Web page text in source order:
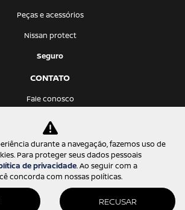
Peças e acessórios
Nissan protect
Seguro
CONTATO
Fale conosco
Trabalhe conosco
Política de privacidade
Comercio de Veiculos Ltda.
17.168.524/0001-99
durante a navegação, fazemos uso de
Para proteger seus dados pessoais
de privacidade. Ao seguir com a
concorda com nossas políticas.
RECUSAR